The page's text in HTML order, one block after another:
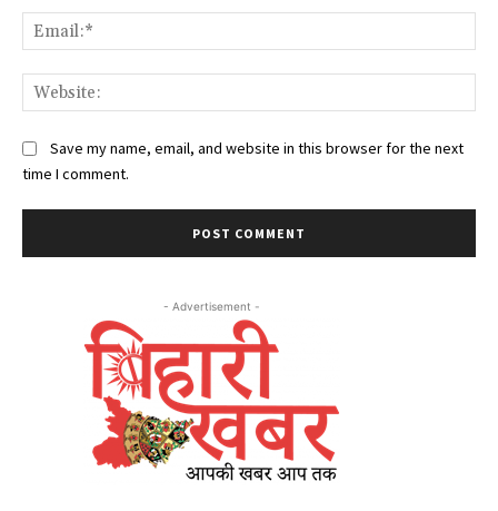
Save my name, email, and website in this browser for the next
time I comment.
- Advertisement -